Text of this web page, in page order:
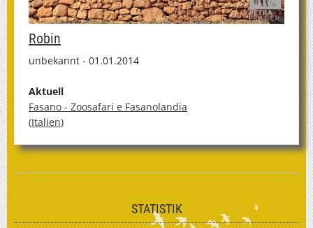
Robin
unbekannt - 01.01.2014
Aktuell
Fasano - Zoosafari e Fasanolandia
(Italien)
STATISTIK